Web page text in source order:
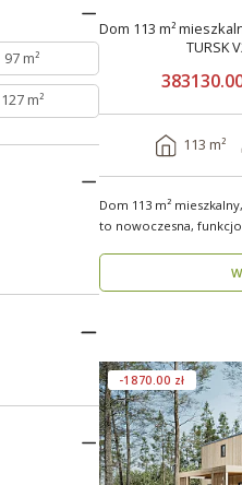
97 m²
127 m²
Dom 113 m²
TURSK
113 m²
Dom 113 m²
to nowoczesna,
-1870.00 zł